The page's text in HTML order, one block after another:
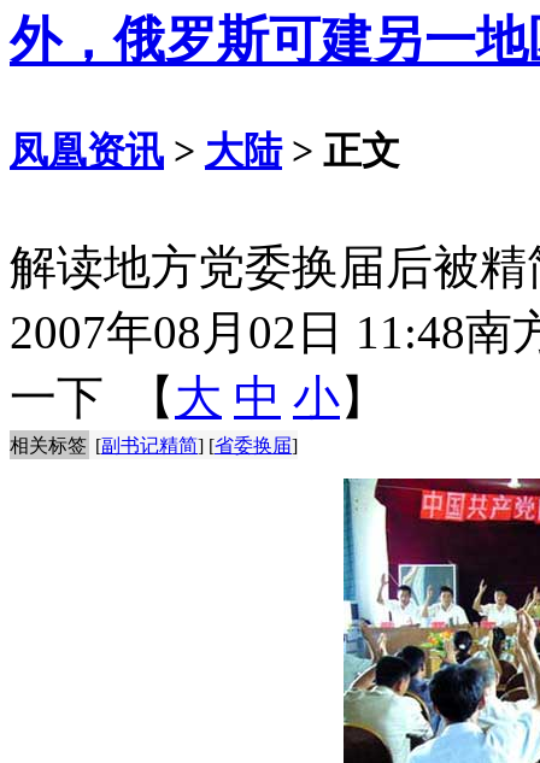
外，俄罗斯可建另一
凤凰资讯 > 大陆> 正文
解读地方党委换届后被
2007年08月02日 11:48南
一下 【大 中 小】
相关标签 [副书记精简] [省委换届]